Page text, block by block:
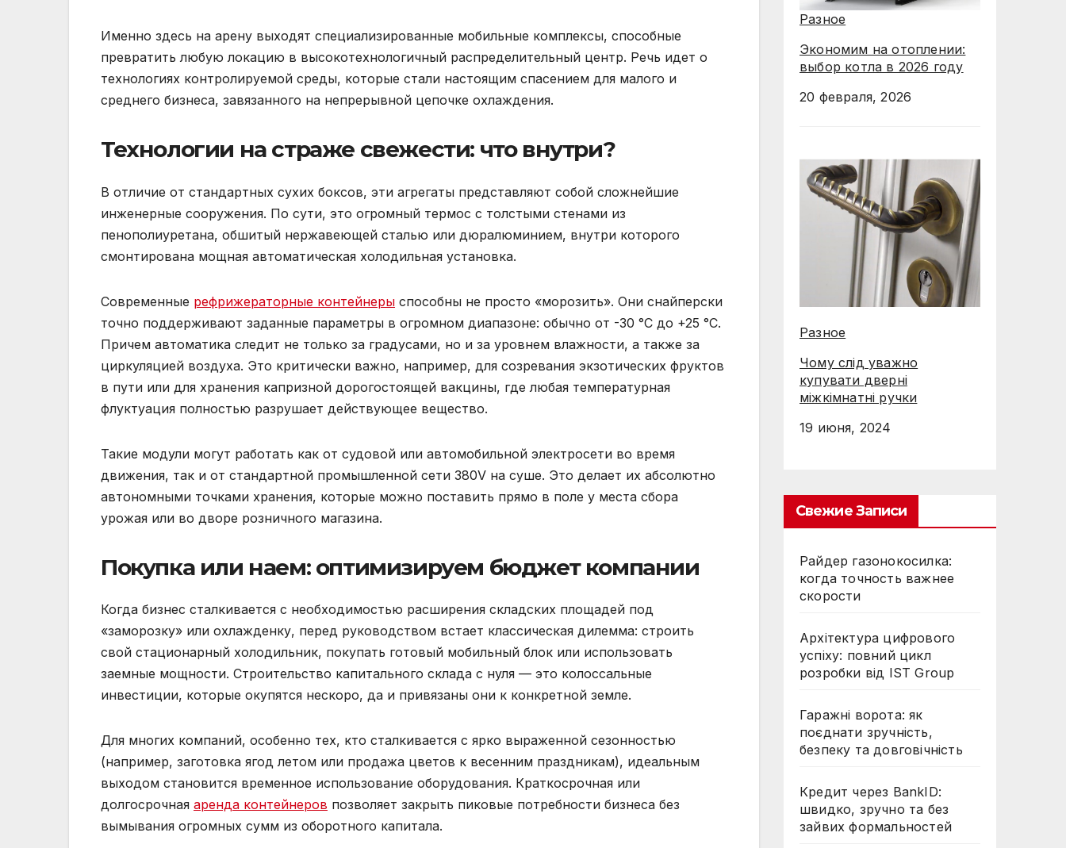
Именно здесь на арену выходят специализированные мобильные комплексы, способные
превратить любую локацию в высокотехнологичный распределительный центр. Речь идет о
технологиях контролируемой среды, которые стали настоящим спасением для малого и
среднего бизнеса, завязанного на непрерывной цепочке охлаждения.
Технологии на страже свежести: что внутри?
В отличие от стандартных сухих боксов, эти агрегаты представляют собой сложнейшие
инженерные сооружения. По сути, это огромный термос с толстыми стенами из
пенополиуретана, обшитый нержавеющей сталью или дюралюминием, внутри которого
смонтирована мощная автоматическая холодильная установка.
Современные рефрижераторные контейнеры способны не просто «морозить». Они снайперски
точно поддерживают заданные параметры в огромном диапазоне: обычно от -30 °C до +25 °C.
Причем автоматика следит не только за градусами, но и за уровнем влажности, а также за
циркуляцией воздуха. Это критически важно, например, для созревания экзотических фруктов
в пути или для хранения капризной дорогостоящей вакцины, где любая температурная
флуктуация полностью разрушает действующее вещество.
Такие модули могут работать как от судовой или автомобильной электросети во время
движения, так и от стандартной промышленной сети 380V на суше. Это делает их абсолютно
автономными точками хранения, которые можно поставить прямо в поле у места сбора
урожая или во дворе розничного магазина.
Покупка или наем: оптимизируем бюджет компании
Когда бизнес сталкивается с необходимостью расширения складских площадей под
«заморозку» или охлажденку, перед руководством встает классическая дилемма: строить
свой стационарный холодильник, покупать готовый мобильный блок или использовать
заемные мощности. Строительство капитального склада с нуля — это колоссальные
инвестиции, которые окупятся нескоро, да и привязаны они к конкретной земле.
Для многих компаний, особенно тех, кто сталкивается с ярко выраженной сезонностью
(например, заготовка ягод летом или продажа цветов к весенним праздникам), идеальным
выходом становится временное использование оборудования. Краткосрочная или
долгосрочная аренда контейнеров позволяет закрыть пиковые потребности бизнеса без
вымывания огромных сумм из оборотного капитала.
Разное
Экономим на отоплении:
выбор котла в 2026 году
20 февраля, 2026
Разное
Чому слід уважно
купувати дверні
міжкімнатні ручки
19 июня, 2024
Свежие Записи
Райдер газонокосилка:
когда точность важнее
скорости
Архітектура цифрового
успіху: повний цикл
розробки від IST Group
Гаражні ворота: як
поєднати зручність,
безпеку та довговічність
Кредит через BankID:
швидко, зручно та без
зайвих формальностей